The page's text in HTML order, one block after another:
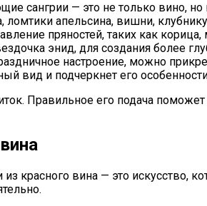
сангрии — это не только вино,
апельсина, вишни,
пряностей, таких как
энид, для создания более
настроение, можно
вид и подчеркнет его
Правильное его подача
красного вина — это